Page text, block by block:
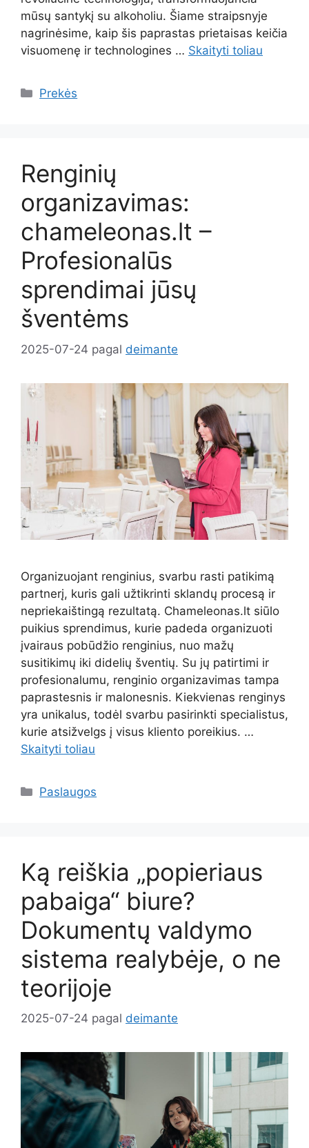
mūsų santykį su alkoholiu. Šiame straipsnyje
nagrinėsime, kaip šis paprastas prietaisas keičia
visuomenę ir technologines … Skaityti toliau
Kategorijos
Prekės
Renginių
organizavimas:
chameleonas.lt –
Profesionalūs
sprendimai jūsų
šventėms
2025-07-24 pagal deimante
Organizuojant renginius, svarbu rasti patikimą
partnerį, kuris gali užtikrinti sklandų procesą ir
nepriekaištingą rezultatą. Chameleonas.lt siūlo
puikius sprendimus, kurie padeda organizuoti
įvairaus pobūdžio renginius, nuo mažų
susitikimų iki didelių šventių. Su jų patirtimi ir
profesionalumu, renginio organizavimas tampa
paprastesnis ir malonesnis. Kiekvienas renginys
yra unikalus, todėl svarbu pasirinkti specialistus,
kurie atsižvelgs į visus kliento poreikius. …
Skaityti toliau
Kategorijos
Paslaugos
Ką reiškia „popieriaus
pabaiga“ biure?
Dokumentų valdymo
sistema realybėje, o ne
teorijoje
2025-07-24 pagal deimante